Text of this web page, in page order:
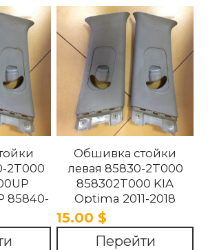
2T000
85840-
Обшивка стойки
левая 85830-2T000
858302T000 KIA
Optima 2011-2018
15.00 $
Перейти